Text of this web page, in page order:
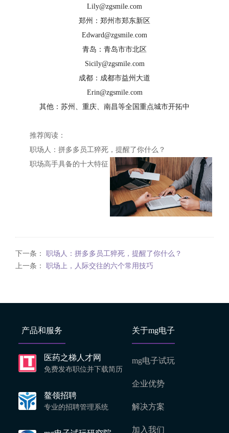
Lily@zgsmile.com
郑州：郑州市郑东新区
Edward@zgsmile.com
青岛：青岛市市北区
Sicily@zgsmile.com
成都：成都市益州大道
Erin@zgsmile.com
其他：苏州、重庆、南昌等全国重点城市开拓中
推荐阅读：
职场人：拼多多员工猝死，提醒了你什么？
职场高手具备的十大特征
下一条： 职场人：拼多多员工猝死，提醒了你什么？
上一条： 职场上，人际交往的六个常用技巧
产品和服务
医药之梯人才网
免费发布职位并下载简历
鳌领招聘
专业的招聘管理系统
关于mg电子
mg电子试玩
企业优势
解决方案
加入我们